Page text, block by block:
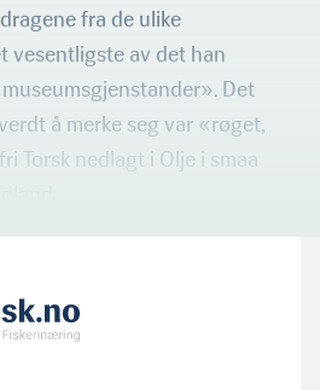
fra de ulike
vesentligste av det han
Det
å merke seg var «røget,
Torsk nedlagt i Olje i smaa